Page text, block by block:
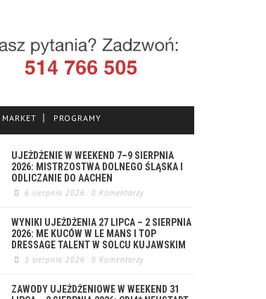
MARKET PROGRAMY
UJEŻDŻENIE W WEEKEND 7–9 SIERPNIA
2026: MISTRZOSTWA DOLNEGO ŚLĄSKA I
ODLICZANIE DO AACHEN
6 sierpnia 2026 0 Komentarzy
WYNIKI UJEŻDŻENIA 27 LIPCA – 2 SIERPNIA
2026: ME KUCÓW W LE MANS I TOP
DRESSAGE TALENT W SOLCU KUJAWSKIM
3 sierpnia 2026 0 Komentarzy
ZAWODY UJEŻDŻENIOWE W WEEKEND 31